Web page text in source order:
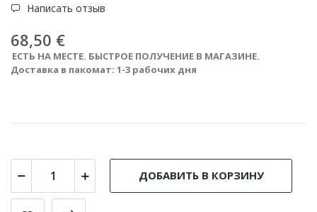
Написать отзыв
68,50 €
ЕСТЬ НА МЕСТЕ. БЫСТРОЕ ПОЛУЧЕНИЕ В МАГАЗИНЕ.
Доставка в пакомат: 1-3 рабочих дня
ДОБАВИТЬ В КОРЗИНУ